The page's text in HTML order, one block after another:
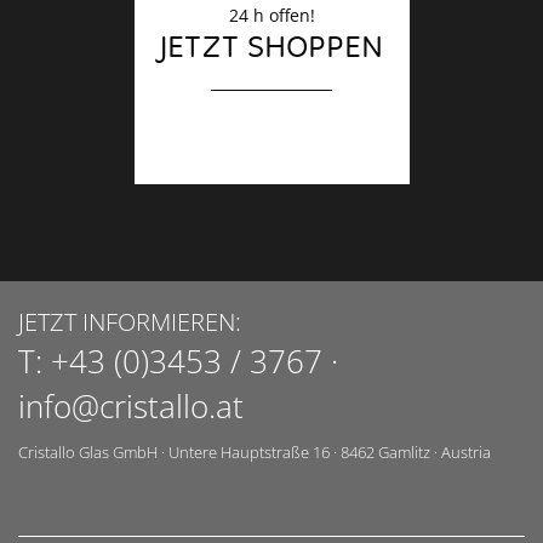
24 h offen!
JETZT SHOPPEN
JETZT INFORMIEREN:
T: +43 (0)3453 / 3767 ·
info@cristallo.at
Cristallo Glas GmbH · Untere Hauptstraße 16 · 8462Gamlitz · Austria